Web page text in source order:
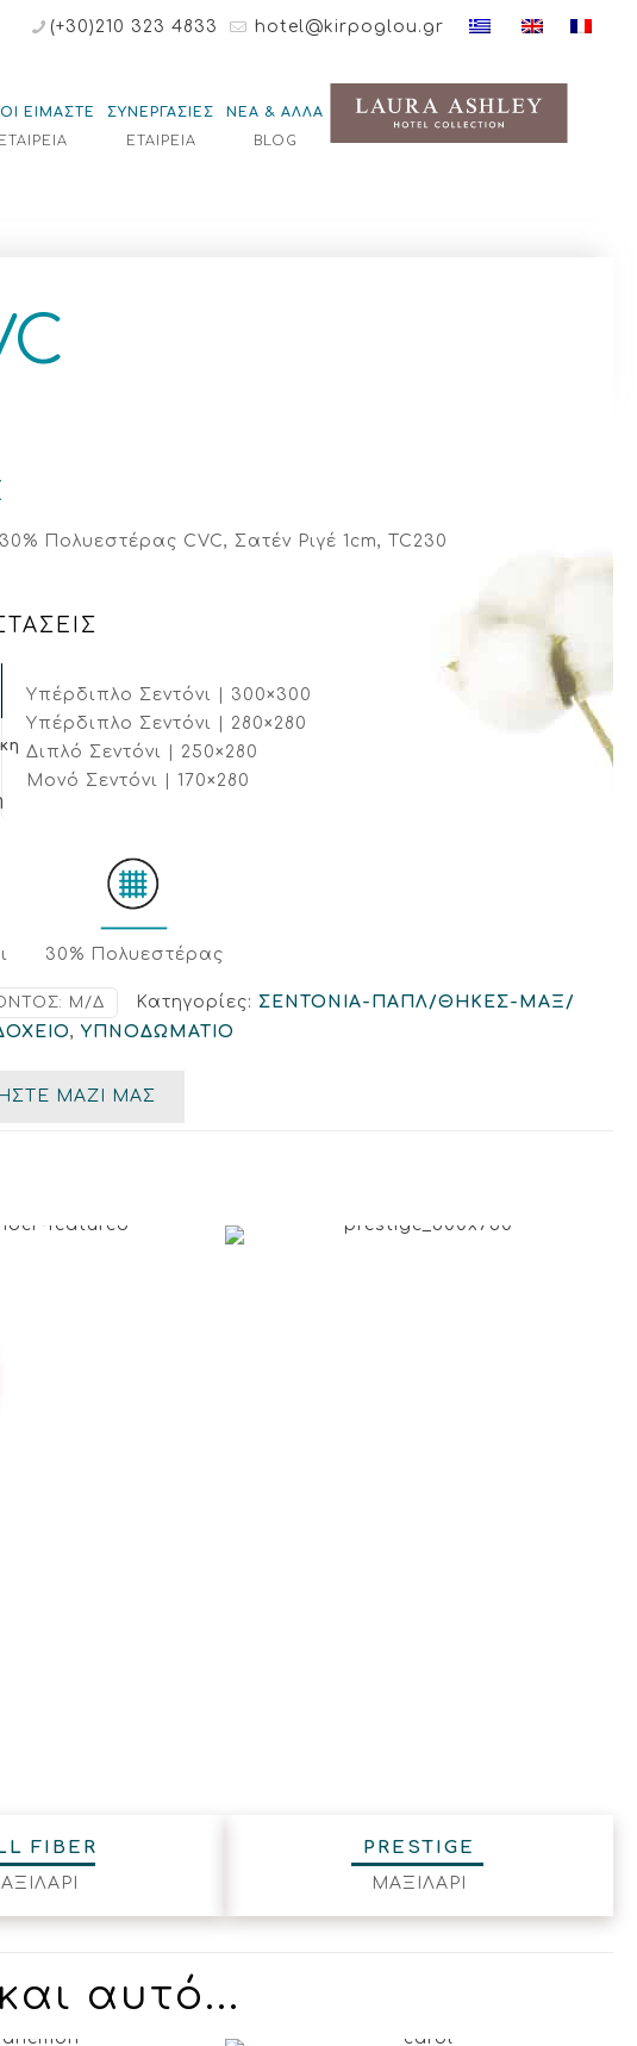
(+30)210 323 4833 hotel@kirpoglou.gr
ΕΙΜΑΣΤΕ
ΕΤΑΙΡΕΙΑ
ΣΥΝΕΡΓΑΣΙΕΣ
ΕΤΑΙΡΕΙΑ
ΝΕΑ & ΑΛΛΑ
BLOG
Πολυεστέρας CVC, Σατέν Ριγέ 1cm, TC230
Υπέρδιπλο Σεντόνι | 300×300
Υπέρδιπλο Σεντόνι | 280×280
Διπλό Σεντόνι | 250×280
Μονό Σεντόνι | 170×280
30% Πολυεστέρας
Μ/Δ Κατηγορίες: ΣΕΝΤΟΝΙΑ-ΠΑΠΛ/ΘΗΚΕΣ-ΜΑΞ/
, ΥΠΝΟΔΩΜΑΤΙΟ
ΜΑΖΙ ΜΑΣ
FIBER PRESTIGE
ΜΑΞΙΛΑΡΙ
αυτό...